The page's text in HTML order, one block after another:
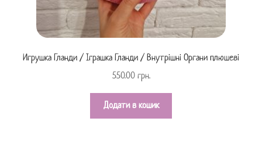
Игрушка Гланди / Іграшка Гланди / Внутрішні Органи плюшеві
550.00 грн.
Додати в кошик